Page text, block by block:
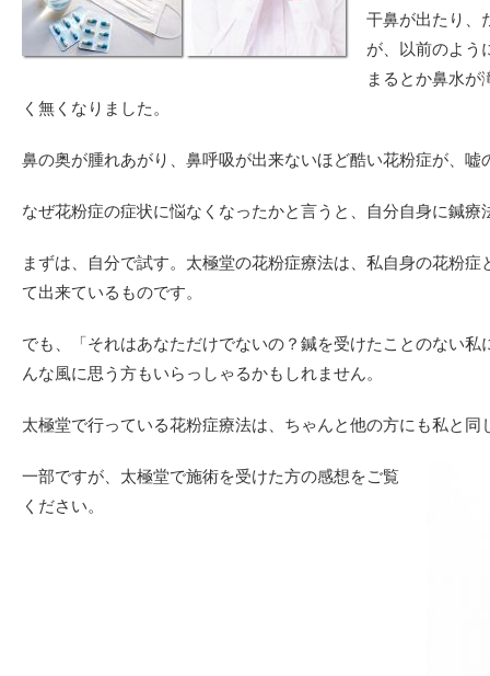
干鼻が出たり、
が、以前のよう
まるとか鼻水が
く無くなりました。
鼻の奥が腫れあがり、鼻呼吸が出来ないほど酷い花粉症が、嘘
なぜ花粉症の症状に悩なくなったかと言うと、自分自身に鍼療
まずは、自分で試す。太極堂の花粉症療法は、私自身の花粉
て出来ているものです。
でも、「それはあなただけでないの？鍼を受けたことのない
んな風に思う方もいらっしゃるかもしれません。
太極堂で行っている花粉症療法は、ちゃんと他の方にも私と
一部ですが、太極堂で施術を受けた方の感想をご覧
ください。